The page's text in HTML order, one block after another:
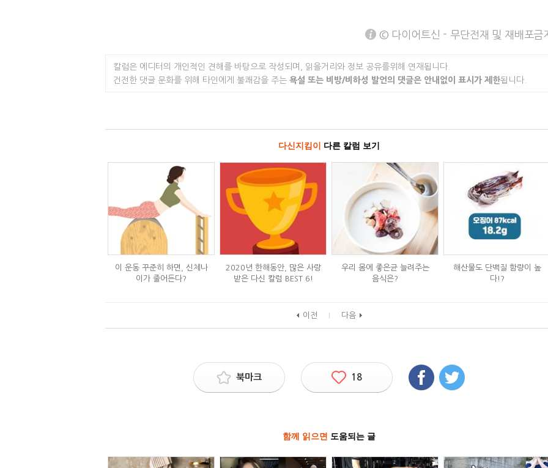
© 다이어트신 - 무단전재 및 재배포금
칼럼은 에디터의 개인적인 견해를 바탕으로 작성되며, 읽을거리와 정보 공유를위해 연재됩니다.
건전한 댓글 문화를 위해 타인에게 불쾌감을 주는 욕설 또는 비방/비하성 발언의 댓글은 안내없이 표시가 제한됩니다.
다신지킴이 다른 칼럼 보기
이 운동 꾸준히 하면, 신체나
이가 줄어든다?
2020년 한해동안, 많은 사랑
받은 다신 칼럼 BEST 6!
우리 몸에 좋은균 늘려주는
음식은?
해산물도 단백질 함량이 높
다!?
이전 다음
북마크 18
함께 읽으면 도움되는 글